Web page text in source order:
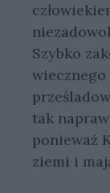
Szybko
tak
ponieważ
ziemi i